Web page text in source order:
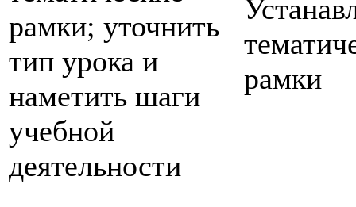
рамки; уточнить
тип урока и
наметить шаги
учебной
деятельности
рамки